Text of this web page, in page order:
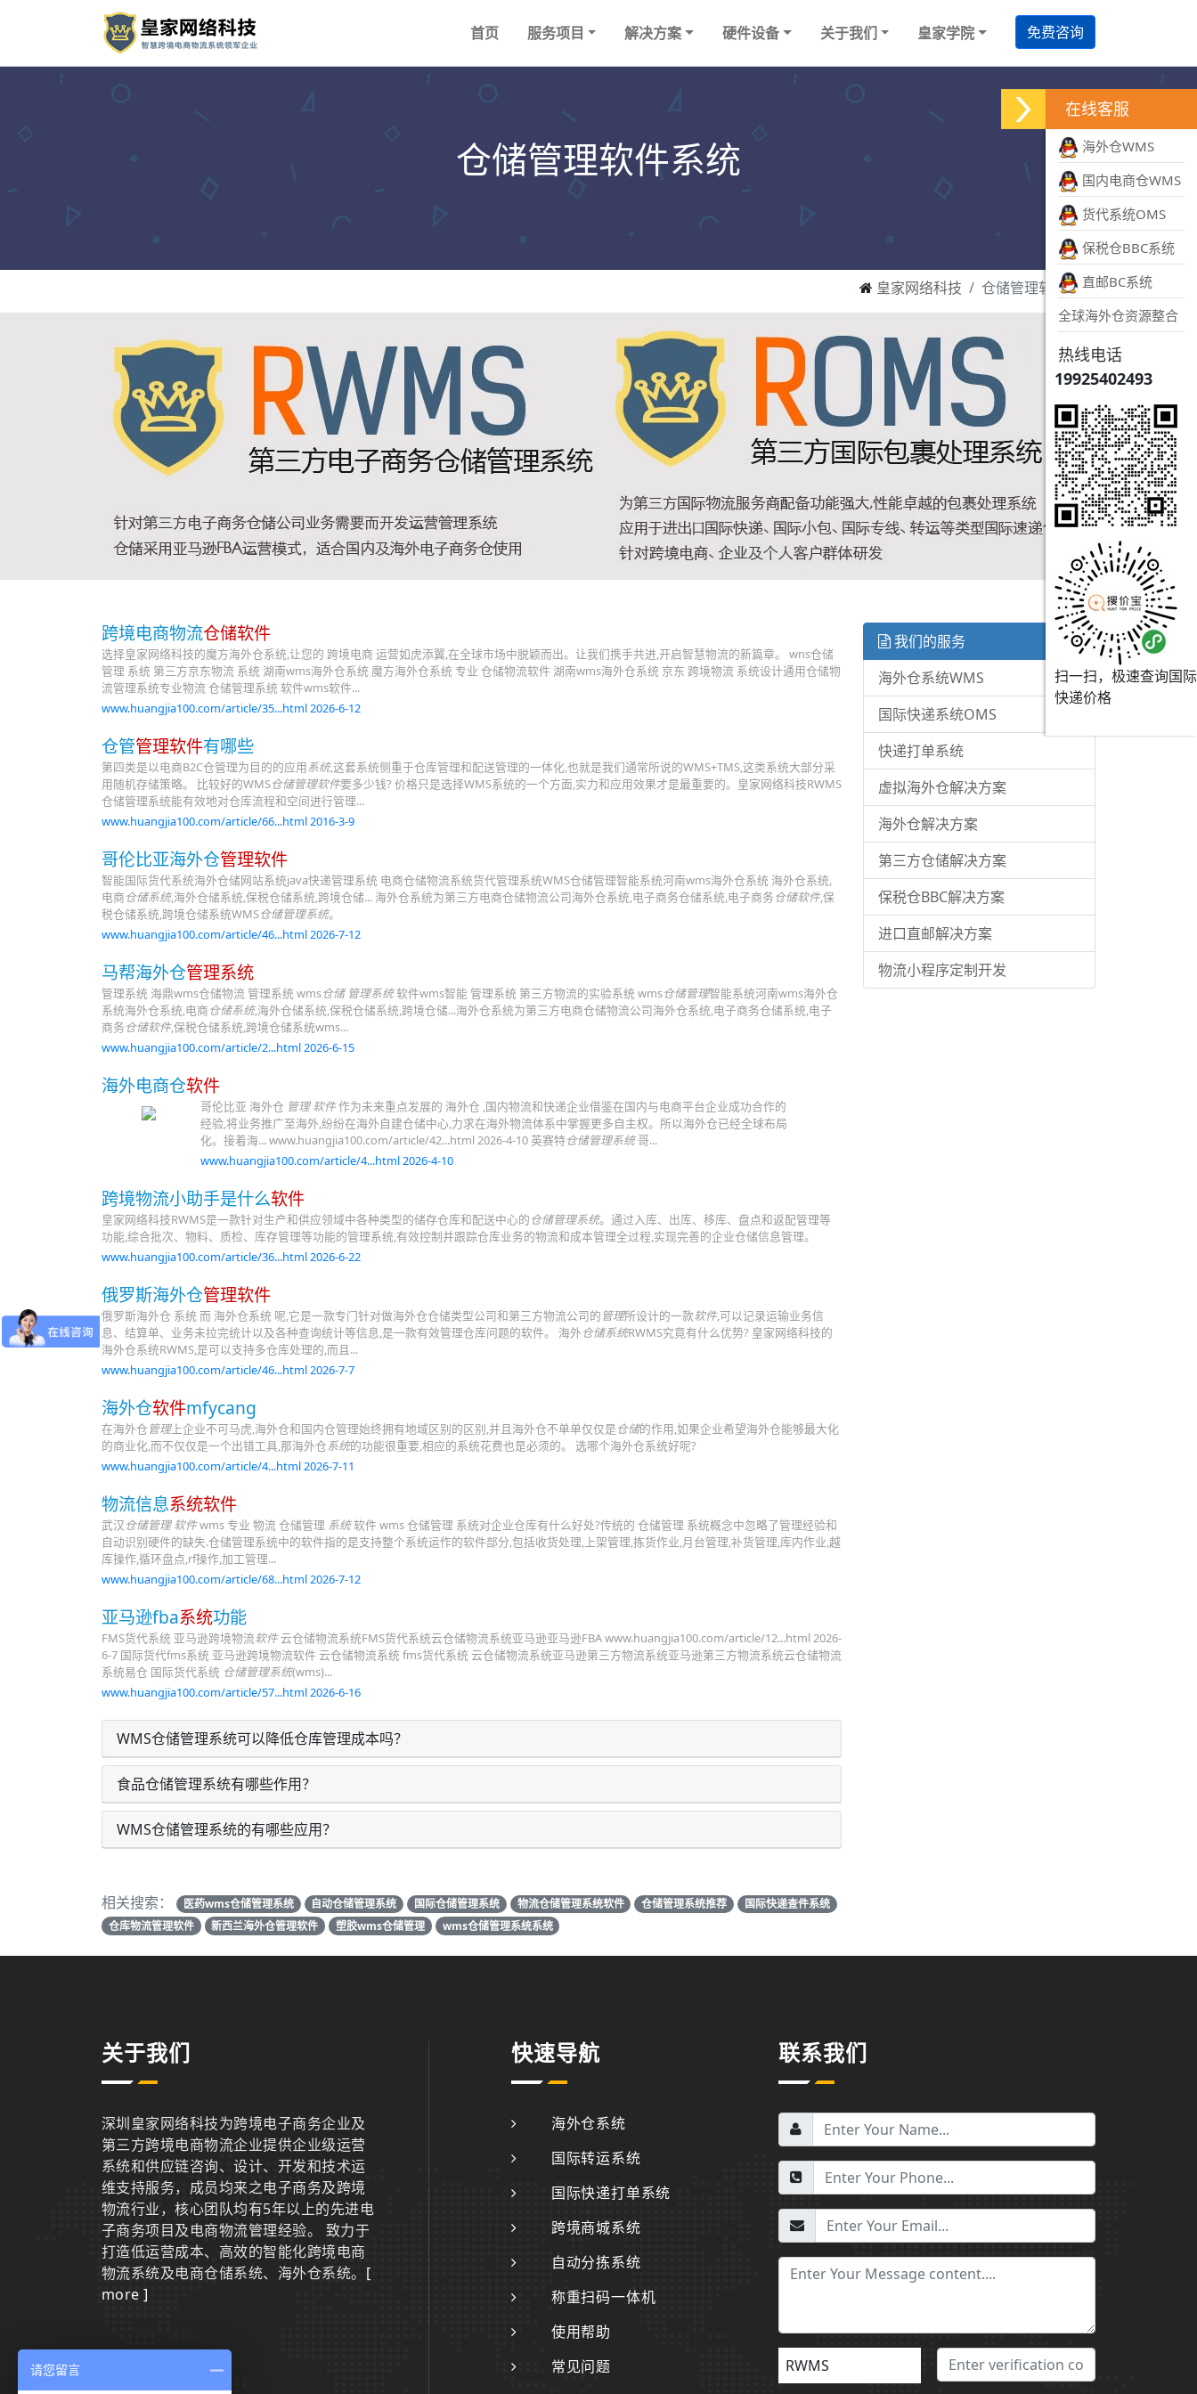
首页 服务项目 解决方案 硬件设备 关于我们 皇家学院 免费咨询
仓储管理软件系统
皇家网络科技 仓储管理软件系统
跨境电商物流仓储软件
选择皇家网络科技的魔方海外仓系统,让您的 跨境电商 运营如虎添翼,在全球市场中脱颖而出。让我们携手共进,开启智慧物流的新篇章。 wns仓储
管理 系统 第三方京东物流 系统 湖南wms海外仓系统 魔方海外仓系统 专业 仓储物流软件 湖南wms海外仓系统 京东 跨境物流 系统设计通用仓储物
流管理系统专业物流 仓储管理系统 软件wms软件...
www.huangjia100.com/article/35...html 2026-6-12
仓管管理软件有哪些
第四类是以电商B2C仓管理为目的的应用系统,这套系统侧重于仓库管理和配送管理的一体化,也就是我们通常所说的WMS+TMS,这类系统大部分采
用随机存储策略。 比较好的WMS仓储管理软件要多少钱? 价格只是选择WMS系统的一个方面,实力和应用效果才是最重要的。皇家网络科技RWMS
仓储管理系统能有效地对仓库流程和空间进行管理...
www.huangjia100.com/article/66...html 2016-3-9
哥伦比亚海外仓管理软件
智能国际货代系统海外仓储网站系统java快递管理系统 电商仓储物流系统货代管理系统WMS仓储管理智能系统河南wms海外仓系统 海外仓系统,
电商仓储系统,海外仓储系统,保税仓储系统,跨境仓储... 海外仓系统为第三方电商仓储物流公司海外仓系统,电子商务仓储系统,电子商务仓储软件,保
税仓储系统,跨境仓储系统WMS仓储管理系统。
www.huangjia100.com/article/46...html 2026-7-12
马帮海外仓管理系统
管理系统 海鼎wms仓储物流 管理系统 wms仓储 管理系统软件wms智能 管理系统 第三方物流的实验系统 wms仓储管理智能系统河南wms海外仓
系统海外仓系统,电商仓储系统,海外仓储系统,保税仓储系统,跨境仓储...海外仓系统为第三方电商仓储物流公司海外仓系统,电子商务仓储系统,电子
商务仓储软件,保税仓储系统,跨境仓储系统wms...
www.huangjia100.com/article/2...html 2026-6-15
海外电商仓软件
哥伦比亚 海外仓 管理 软件作为未来重点发展的 海外仓 ,国内物流和快递企业借鉴在国内与电商平台企业成功合作的
经验,将业务推广至海外,纷纷在海外自建仓储中心,力求在海外物流体系中掌握更多自主权。所以海外仓已经全球布局
化。接着海... www.huangjia100.com/article/42...html 2026-4-10 英赛特仓储管理系统哥...
www.huangjia100.com/article/4...html 2026-4-10
跨境物流小助手是什么软件
皇家网络科技RWMS是一款针对生产和供应领域中各种类型的储存仓库和配送中心的仓储管理系统。通过入库、出库、移库、盘点和返配管理等
功能,综合批次、物料、质检、库存管理等功能的管理系统,有效控制并跟踪仓库业务的物流和成本管理全过程,实现完善的企业仓储信息管理。
www.huangjia100.com/article/36...html 2026-6-22
俄罗斯海外仓管理软件
俄罗斯海外仓 系统 而 海外仓系统 呢,它是一款专门针对做海外仓仓储类型公司和第三方物流公司的管理所设计的一款软件,可以记录运输业务信
息、结算单、业务未拉完统计以及各种查询统计等信息,是一款有效管理仓库问题的软件。 海外仓储系统RWMS究竟有什么优势? 皇家网络科技的
海外仓系统RWMS,是可以支持多仓库处理的,而且...
www.huangjia100.com/article/46...html 2026-7-7
海外仓软件mfycang
在海外仓管理上企业不可马虎,海外仓和国内仓管理始终拥有地域区别的区别,并且海外仓不单单仅仅是仓储的作用,如果企业希望海外仓能够最大化
的商业化,而不仅仅是一个出错工具,那海外仓系统的功能很重要,相应的系统花费也是必须的。 选哪个海外仓系统好呢?
www.huangjia100.com/article/4...html 2026-7-11
物流信息系统软件
武汉仓储管理 软件wms 专业 物流 仓储管理 系统软件 wms 仓储管理 系统对企业仓库有什么好处?传统的 仓储管理 系统概念中忽略了管理经验和
自动识别硬件的缺失.仓储管理系统中的软件指的是支持整个系统运作的软件部分,包括收货处理,上架管理,拣货作业,月台管理,补货管理,库内作业,越
库操作,循环盘点,rf操作,加工管理...
www.huangjia100.com/article/68...html 2026-7-12
亚马逊fba系统功能
FMS货代系统 亚马逊跨境物流软件云仓储物流系统FMS货代系统云仓储物流系统亚马逊亚马逊FBA www.huangjia100.com/article/12...html 2026-
6-7 国际货代fms系统 亚马逊跨境物流软件 云仓储物流系统 fms货代系统 云仓储物流系统亚马逊第三方物流系统亚马逊第三方物流系统云仓储物流
系统易仓 国际货代系统 仓储管理系统(wms)...
www.huangjia100.com/article/57...html 2026-6-16
WMS仓储管理系统可以降低仓库管理成本吗？
食品仓储管理系统有哪些作用？
WMS仓储管理系统的有哪些应用？
相关搜索： 医药wms仓储管理系统 自动仓储管理系统 国际仓储管理系统 物流仓储管理系统软件 仓储管理系统推荐
国际快递查件系统
仓库物流管理软件
新西兰海外仓管理软件 塑胶wms仓储管理 wms仓储管理系统系统
我们的服务
海外仓系统WMS
国际快递系统OMS
快递打单系统
虚拟海外仓解决方案
海外仓解决方案
第三方仓储解决方案
保税仓BBC解决方案
进口直邮解决方案
物流小程序定制开发
关于我们
深圳皇家网络科技为跨境电子商务企业及
第三方跨境电商物流企业提供企业级运营
系统和供应链咨询、设计、开发和技术运
维支持服务，成员均来之电子商务及跨境
物流行业，核心团队均有5年以上的先进电
子商务项目及电商物流管理经验。 致力于
打造低运营成本、高效的智能化跨境电商
物流系统及电商仓储系统、海外仓系统。 [
more ]
快速导航
海外仓系统
国际转运系统
国际快递打单系统
跨境商城系统
自动分拣系统
称重扫码一体机
使用帮助
常见问题
联系我们
RWMS
在线客服
海外仓WMS
国内电商仓WMS
货代系统OMS
保税仓BBC系统
直邮BC系统
全球海外仓资源整合
热线电话
19925402493
扫一扫，极速查询国际
快递价格
请您留言